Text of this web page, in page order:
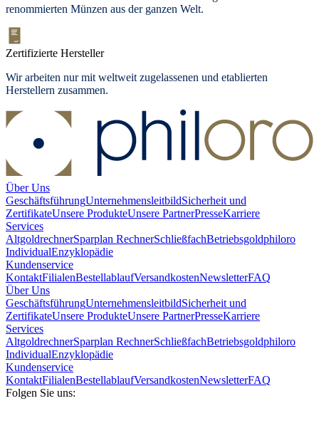
renommierten Münzen aus der ganzen Welt.
Zertifizierte Hersteller
Wir arbeiten nur mit weltweit zugelassenen und etablierten
Herstellern zusammen.
Über Uns
GeschäftsführungUnternehmensleitbildSicherheit und
ZertifikateUnsere ProdukteUnsere PartnerPresseKarriere
Services
AltgoldrechnerSparplan RechnerSchließfachBetriebsgoldphiloro
IndividualEnzyklopädie
Kundenservice
KontaktFilialenBestellablaufVersandkostenNewsletterFAQ
Über Uns
GeschäftsführungUnternehmensleitbildSicherheit und
ZertifikateUnsere ProdukteUnsere PartnerPresseKarriere
Services
AltgoldrechnerSparplan RechnerSchließfachBetriebsgoldphiloro
IndividualEnzyklopädie
Kundenservice
KontaktFilialenBestellablaufVersandkostenNewsletterFAQ
Folgen Sie uns: